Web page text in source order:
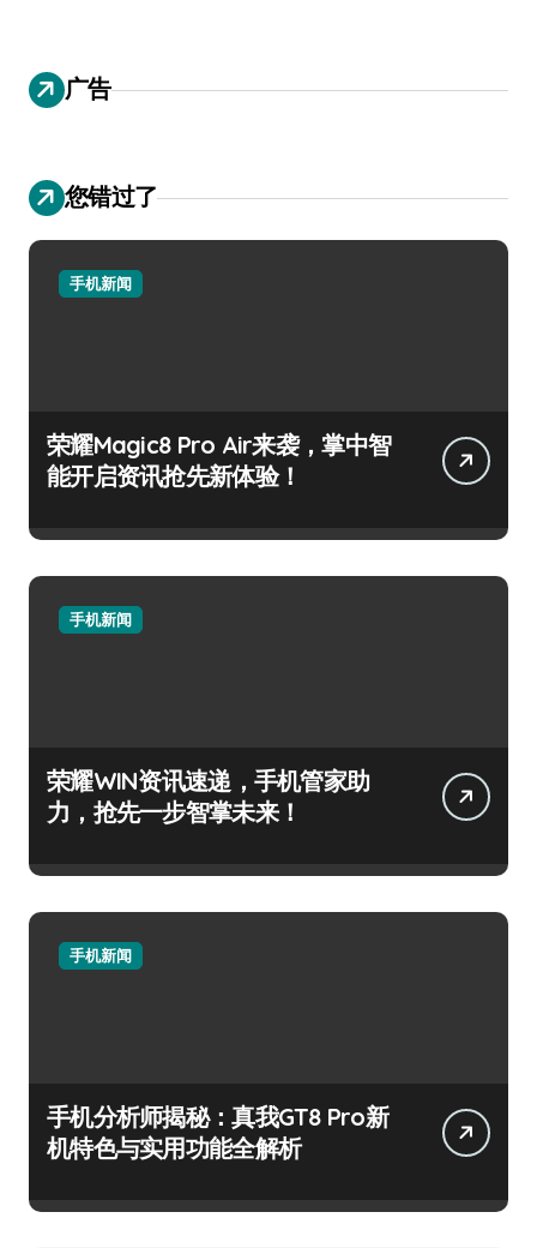
广告
您错过了
手机新闻
荣耀Magic8 Pro Air来袭，掌中智
能开启资讯抢先新体验！
手机新闻
荣耀WIN资讯速递，手机管家助
力，抢先一步智掌未来！
手机新闻
手机分析师揭秘：真我GT8 Pro新
机特色与实用功能全解析